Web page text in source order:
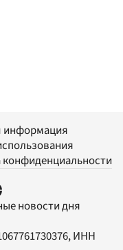
информация
новости дня
ИНН